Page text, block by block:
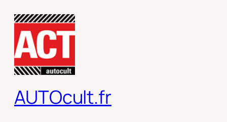
contenu
AUTOcult.fr